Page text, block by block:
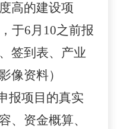
高的建设项
于6月 10之前报
签到表、产业
像资料）
报项目的真实
、资金概算、